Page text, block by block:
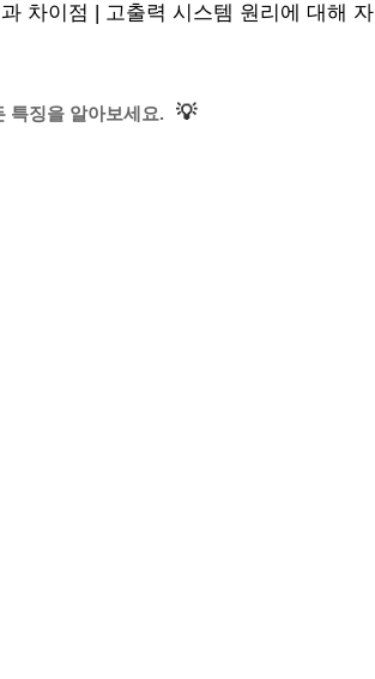
차이점 | 고출력 시스템 원리에 대해 자
특징을 알아보세요. 💡